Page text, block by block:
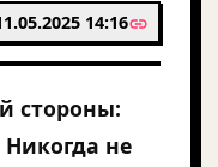
14:16
стороны:
не